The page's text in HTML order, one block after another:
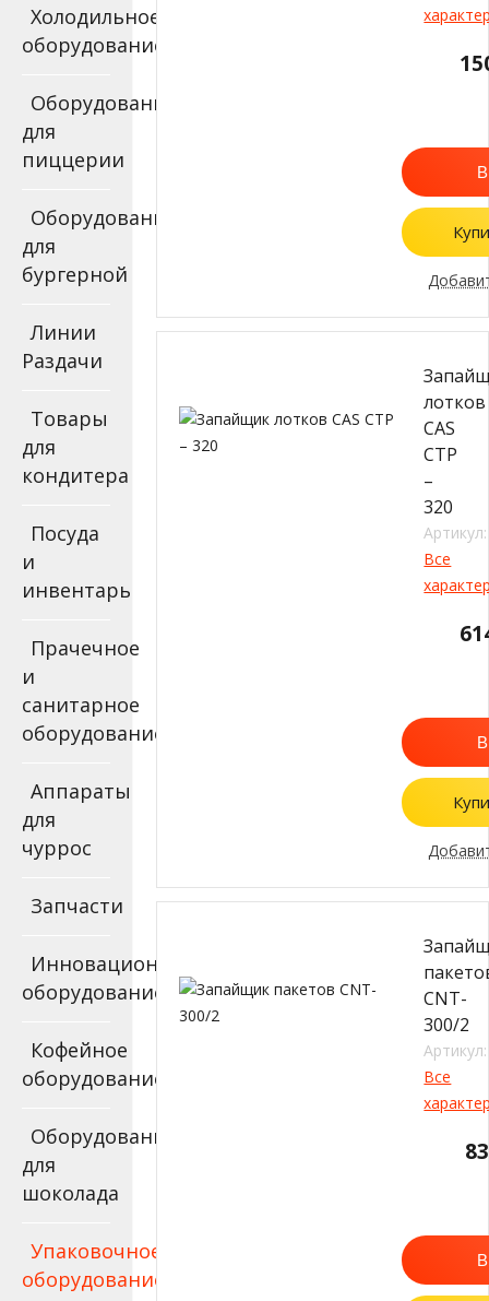
Холодильное
оборудование
Оборудование
для
пиццерии
Оборудование
для
бургерной
Линии
Раздачи
Товары
для
кондитера
Посуда
и
инвентарь
Прачечное
и
санитарное
оборудование
Аппараты
для
чуррос
Запчасти
Инновационное
оборудование
Кофейное
оборудование
Оборудование
для
шоколада
Упаковочное
оборудование
лотков
CAS
CTP
–
320
Артикул:
Все
CNT-
300/2
Артикул:
Все